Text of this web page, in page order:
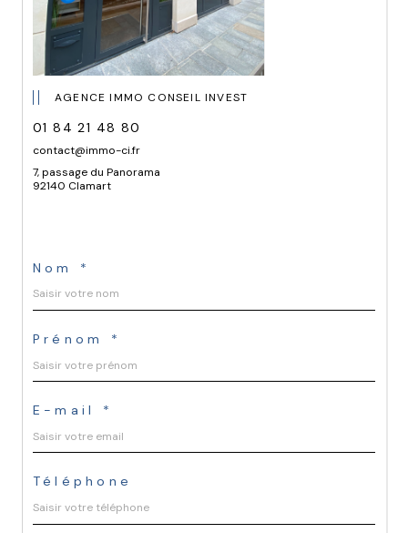
AGENCE IMMO CONSEIL INVEST
01 84 21 48 80
contact@immo-ci.fr
7, passage du Panorama
92140 Clamart
Nom *
Prénom *
E-mail *
Téléphone